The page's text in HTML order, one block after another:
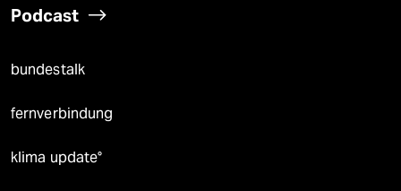
Podcast
bundestalk
fernverbindung
klima update°